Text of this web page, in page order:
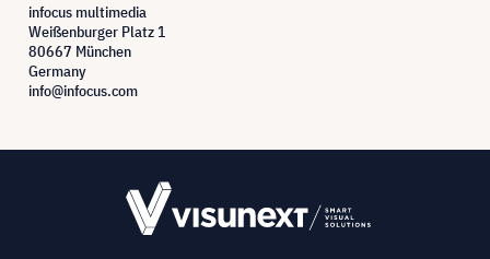
infocus multimedia
Weißenburger Platz 1
80667 München
Germany
info@infocus.com